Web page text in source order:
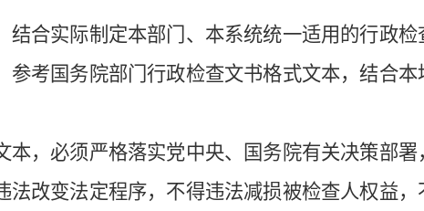
结合实际制定本部门、本系统统一适用的行政
考国务院部门行政检查文书格式文本，结合本
，必须严格落实党中央、国务院有关决策部
法改变法定程序，不得违法减损被检查人权益，